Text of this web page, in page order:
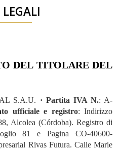
DEL TITOLARE DEL
S.A.U. · Partita IVA N.: A-
ufficiale e registro: Indirizzo
Alcolea (Córdoba). Registro di
81 e Pagina CO-40600-
Rivas Futura. Calle Marie